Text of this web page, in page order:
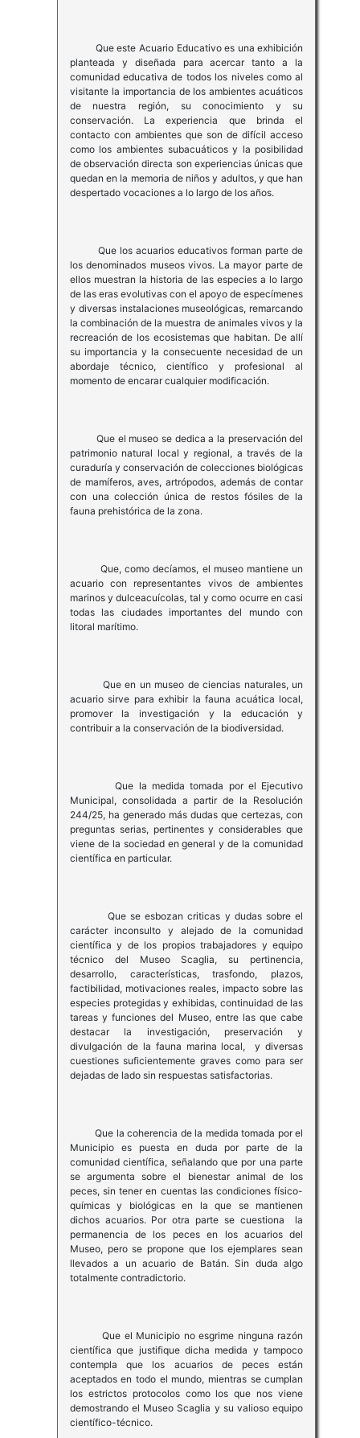
Que este Acuario Educativo es una exhibición
planteada y diseñada para acercar tanto a la
comunidad educativa de todos los niveles como al
visitante la importancia de los ambientes acuáticos
de nuestra región, su conocimiento y su
conservación. La experiencia que brinda el
contacto con ambientes que son de difícil acceso
como los ambientes subacuáticos y la posibilidad
de observación directa son experiencias únicas que
quedan en la memoria de niños y adultos, y que han
despertado vocaciones a lo largo de los años.
Que los acuarios educativos forman parte de
los denominados museos vivos. La mayor parte de
ellos muestran la historia de las especies a lo largo
de las eras evolutivas con el apoyo de especímenes
y diversas instalaciones museológicas, remarcando
la combinación de la muestra de animales vivos y la
recreación de los ecosistemas que habitan. De allí
su importancia y la consecuente necesidad de un
abordaje técnico, científico y profesional al
momento de encarar cualquier modificación.
Que el museo se dedica a la preservación del
patrimonio natural local y regional, a través de la
curaduría y conservación de colecciones biológicas
de mamíferos, aves, artrópodos, además de contar
con una colección única de restos fósiles de la
fauna prehistórica de la zona.
Que, como decíamos, el museo mantiene un
acuario con representantes vivos de ambientes
marinos y dulceacuícolas, tal y como ocurre en casi
todas las ciudades importantes del mundo con
litoral marítimo.
Que en un museo de ciencias naturales, un
acuario sirve para exhibir la fauna acuática local,
promover la investigación y la educación y
contribuir a la conservación de la biodiversidad.
Que la medida tomada por el Ejecutivo
Municipal, consolidada a partir de la Resolución
244/25, ha generado más dudas que certezas, con
preguntas serias, pertinentes y considerables que
viene de la sociedad en general y de la comunidad
científica en particular.
Que se esbozan criticas y dudas sobre el
carácter inconsulto y alejado de la comunidad
científica y de los propios trabajadores y equipo
técnico del Museo Scaglia, su pertinencia,
desarrollo, características, trasfondo, plazos,
factibilidad, motivaciones reales, impacto sobre las
especies protegidas y exhibidas, continuidad de las
tareas y funciones del Museo, entre las que cabe
destacar la investigación, preservación y
divulgación de la fauna marina local, y diversas
cuestiones suficientemente graves como para ser
dejadas de lado sin respuestas satisfactorias.
Que la coherencia de la medida tomada por el
Municipio es puesta en duda por parte de la
comunidad científica, señalando que por una parte
se argumenta sobre el bienestar animal de los
peces, sin tener en cuentas las condiciones físico-
químicas y biológicas en la que se mantienen
dichos acuarios. Por otra parte se cuestiona la
permanencia de los peces en los acuarios del
Museo, pero se propone que los ejemplares sean
llevados a un acuario de Batán. Sin duda algo
totalmente contradictorio.
Que el Municipio no esgrime ninguna razón
científica que justifique dicha medida y tampoco
contempla que los acuarios de peces están
aceptados en todo el mundo, mientras se cumplan
los estrictos protocolos como los que nos viene
demostrando el Museo Scaglia y su valioso equipo
científico-técnico.